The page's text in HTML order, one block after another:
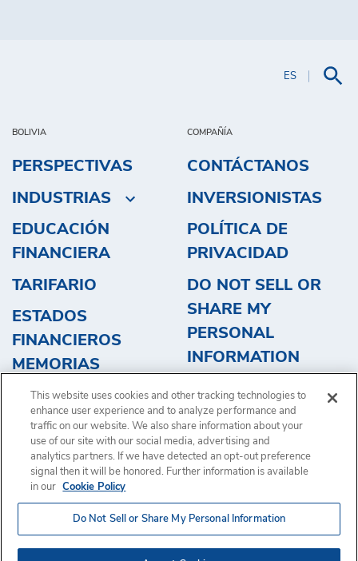
ES
BOLIVIA
PERSPECTIVAS
INDUSTRIAS
EDUCACIÓN
FINANCIERA
TARIFARIO
ESTADOS
FINANCIEROS
MEMORIAS
COMPAÑÍA
CONTÁCTANOS
INVERSIONISTAS
POLÍTICA DE
PRIVACIDAD
DO NOT SELL OR
SHARE MY
PERSONAL
INFORMATION
OBTENGA UN
PRESUPUESTO
Copyright © 2024, Brink’s Incorporated. Todos los derechos
This website uses cookies and other tracking technologies to
enhance user experience and to analyze performance and
traffic on our website. We also share information about your
use of our site with our social media, advertising and
analytics partners. If we have detected an opt-out preference
signal then it will be honored. Further information is available
in our
Cookie Policy
Do Not Sell or Share My Personal Information